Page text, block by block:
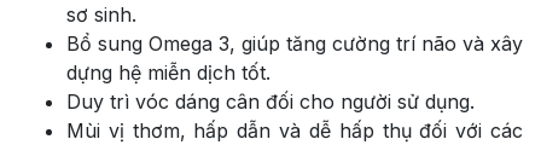
sơ sinh.
Bổ sung Omega 3, giúp tăng cường trí não và xây
dựng hệ miễn dịch tốt.
Duy trì vóc dáng cân đối cho người sử dụng.
Mùi vị thơm, hấp dẫn và dễ hấp thụ đối với các